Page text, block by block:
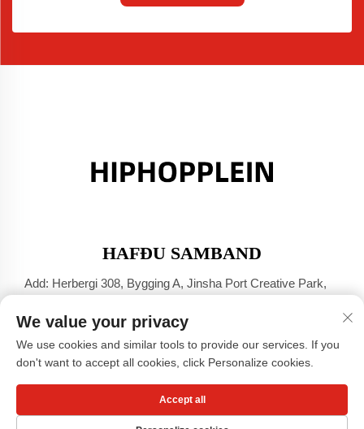
HAFÐU SAMBAND
Add: Herbergi 308, Bygging A, Jinsha Port Creative Park,
Sími:+86-17304049586
Netfang:[email protected]
Höfundarréttur © Guangzhou Xiaohongshu fötun hf. -
Friðhelgisstefna
We value your privacy
We use cookies and similar tools to provide our services. If you
don't want to accept all cookies, click Personalize cookies.
Accept all